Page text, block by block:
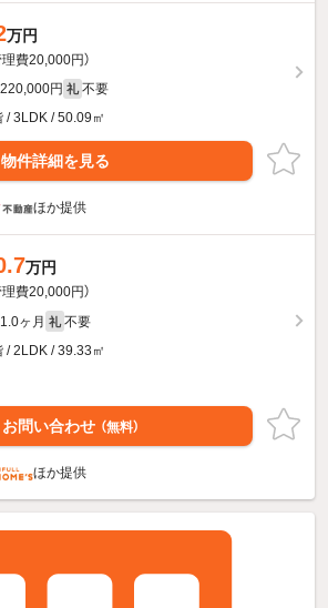
万円
理費20,000円）
220,000円 礼 不要
/ 3LDK / 50.09㎡
物件詳細を見る
ほか提供
万円
理費20,000円）
1.0ヶ月 礼 不要
/ 2LDK / 39.33㎡
お問い合わせ （無料）
ほか提供